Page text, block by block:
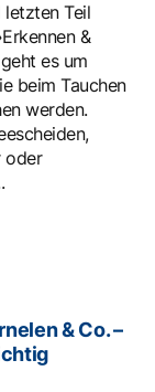
letzten Teil
&
es um
beim Tauchen
werden.
oder
& Co. –